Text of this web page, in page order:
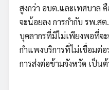
สูงกว่า อบต.และเทศบาล
จะน้อยลง การกำกับ รพ.ส
บุคลากรที่มีไม่เพียงพอที่จ
กำแพงบริการที่ไม่เชื่อมต่อ
การส่งต่อข้ามจังหวัด เป็น